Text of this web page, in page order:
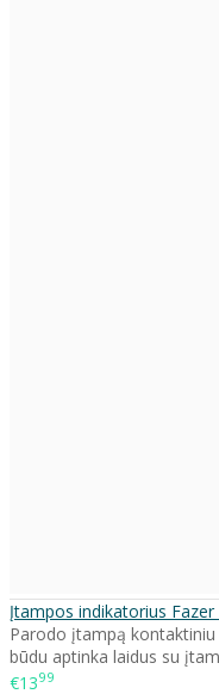
Įtampos indikatorius Fazer
Parodo įtampą
būdu aptinka laidus su
€1399